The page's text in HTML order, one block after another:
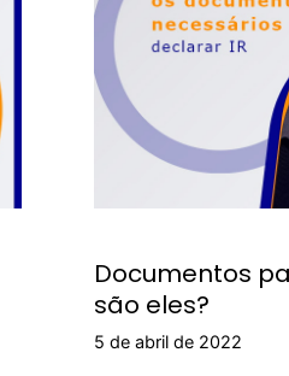
Documentos
são eles?
5 de abril de 2022